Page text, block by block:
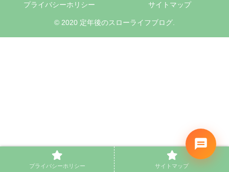
プライバシーホリシー サイトマップ
© 2020 定年後のスローライフブログ.
プライバシーホリシー サイトマップ